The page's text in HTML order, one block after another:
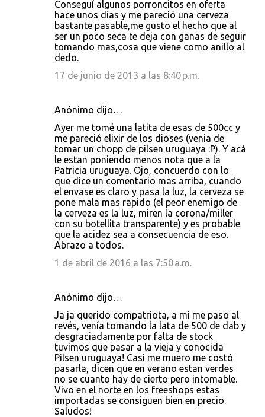
Conseguí algunos porroncitos en oferta
hace unos días y me pareció una cerveza
bastante pasable,me gusto el hecho que al
ser un poco seca te deja con ganas de seguir
tomando mas,cosa que viene como anillo al
dedo.
17 de junio de 2013 a las 8:40 p.m.
Anónimo dijo…
Ayer me tomé una latita de esas de 500cc y
me pareció elixir de los dioses (venia de
tomar un chopp de pilsen uruguaya :P). Y acá
le estan poniendo menos nota que a la
Patricia uruguaya. Ojo, concuerdo con lo
que dice un comentario mas arriba, cuando
el envase es claro y pasa la luz, la cerveza se
pone mala mas rapido (el peor enemigo de
la cerveza es la luz, miren la corona/miller
con su botellita transparente) y es probable
que la acidez sea a consecuencia de eso.
Abrazo a todos.
1 de abril de 2016 a las 7:50 a.m.
Anónimo dijo…
Ja ja querido compatriota, a mi me paso al
revés, venía tomando la lata de 500 de dab y
desgraciadamente por falta de stock
tuvimos que pasar a la vieja y conocida
Pilsen uruguaya! Casi me muero me costó
pasarla, dicen que en verano estan verdes
no se cuanto hay de cierto pero intomable.
Vivo en el norte en los freeshops estas
importadas se consiguen bien en precio.
Saludos!